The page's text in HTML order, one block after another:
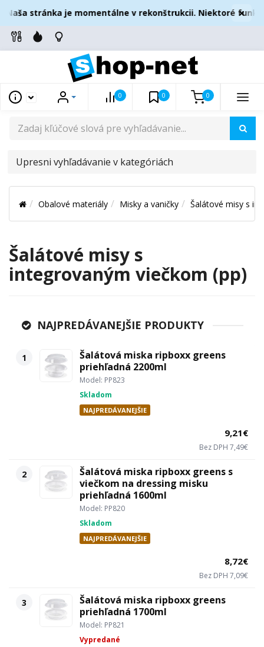
stránka je momentálne v rekonštrukcii. Niektoré ×
0 0 0
UPRESNI
V
KATEGÓRIÁCH
Obalové materiály Misky a vaničky Šalátové misy s
Šalátové misy s
integrovaným viečkom (pp)
NAJPREDÁVANEJŠIE PRODUKTY
1
Šalátová miska ripboxx greens
priehľadná 2200ml
Model: PP823
Skladom
NAJPREDÁVANEJŠIE
9,21€
Bez DPH 7,49€
2
Šalátová miska ripboxx greens s
viečkom na dressing misku
priehľadná 1600ml
Model: PP820
Skladom
NAJPREDÁVANEJŠIE
8,72€
Bez DPH 7,09€
3
Šalátová miska ripboxx greens
priehľadná 1700ml
Model: PP821
Vypredané